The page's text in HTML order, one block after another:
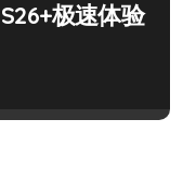
极速体验